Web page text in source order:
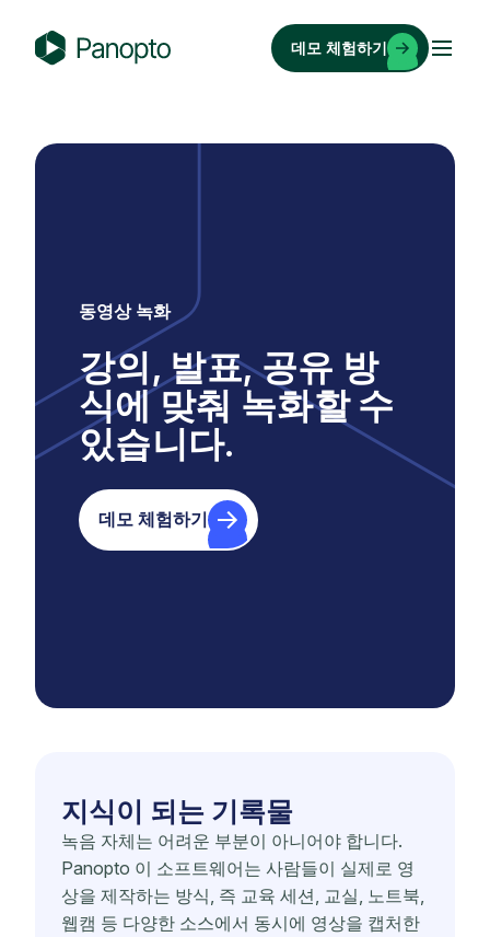
o
데모 체험하기
동영상 녹화
강의, 발표, 공유 방
식에 맞춰 녹화할 수
있습니다.
데모 체험하기
지식이 되는 기록물
녹음 자체는 어려운 부분이 아니어야 합니다.
Panopto 이 소프트웨어는 사람들이 실제로 영
상을 제작하는 방식, 즉 교육 세션, 교실, 노트북,
웹캠 등 다양한 소스에서 동시에 영상을 캡처한